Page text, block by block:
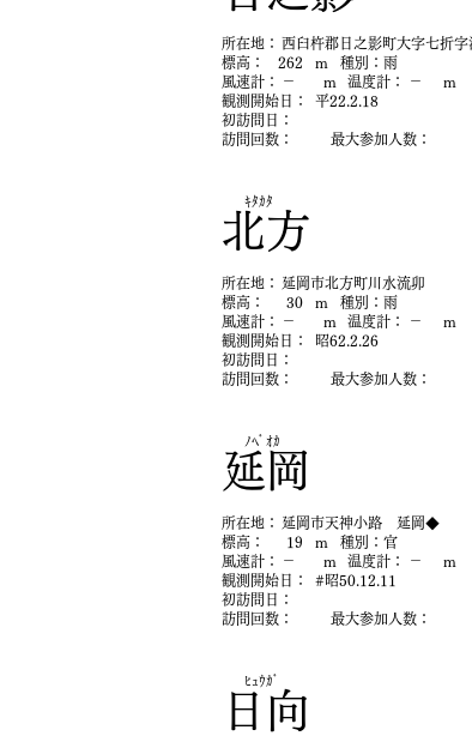
​所在地： 西臼杵郡日之影町大字七折字
​標高：
262 m ​種別： 雨
​風速計：
－ m ​温度計： －
m
​観測開始日：
平22.2.18
初​訪問日：
最大参加人数：
​訪問回数：
北方
ｷﾀｶﾀ
​所在地：
延岡市北方町川水流卯
​標高：
30 m ​種別： 雨
​風速計：
－ m ​温度計： －
m
​観測開始日：
昭62.2.26
初​訪問日：
最大参加人数：
​訪問回数：
延岡
ﾉﾍﾞｵｶ
​所在地：
延岡市天神小路 延岡◆
​標高：
19 m ​種別： 官
​風速計：
－ m ​温度計： －
m
​観測開始日：
#昭50.12.11
初​訪問日：
最大参加人数：
​訪問回数：
日向
ﾋｭｳｶﾞ